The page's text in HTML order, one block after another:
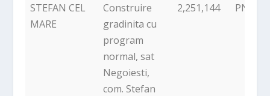
STEFAN CEL
MARE
Construire
gradinita cu
program
normal, sat
Negoiesti,
com. Stefan
2,251,144 PNDR